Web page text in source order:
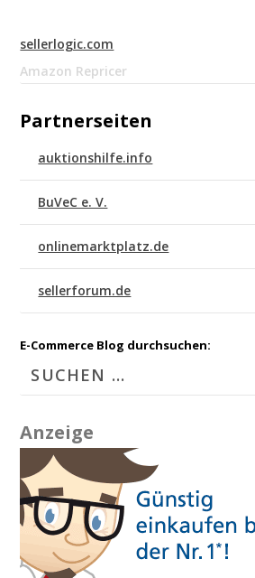
sellerlogic.com
Amazon Repricer
Partnerseiten
auktionshilfe.info
BuVeC e. V.
onlinemarktplatz.de
sellerforum.de
E-Commerce Blog durchsuchen:
Anzeige